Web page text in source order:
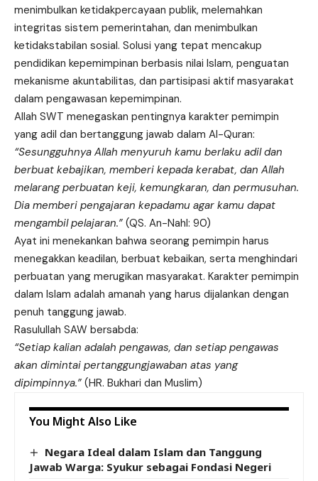
menimbulkan ketidakpercayaan publik, melemahkan
integritas sistem pemerintahan, dan menimbulkan
ketidakstabilan sosial. Solusi yang tepat mencakup
pendidikan kepemimpinan berbasis nilai Islam, penguatan
mekanisme akuntabilitas, dan partisipasi aktif masyarakat
dalam pengawasan kepemimpinan.
Allah SWT menegaskan pentingnya karakter pemimpin
yang adil dan bertanggung jawab dalam Al-Quran:
“Sesungguhnya Allah menyuruh kamu berlaku adil dan
berbuat kebajikan, memberi kepada kerabat, dan Allah
melarang perbuatan keji, kemungkaran, dan permusuhan.
Dia memberi pengajaran kepadamu agar kamu dapat
mengambil pelajaran.” (QS. An-Nahl: 90)
Ayat ini menekankan bahwa seorang pemimpin harus
menegakkan keadilan, berbuat kebaikan, serta menghindari
perbuatan yang merugikan masyarakat. Karakter pemimpin
dalam Islam adalah amanah yang harus dijalankan dengan
penuh tanggung jawab.
Rasulullah SAW bersabda:
“Setiap kalian adalah pengawas, dan setiap pengawas
akan dimintai pertanggungjawaban atas yang
dipimpinnya.” (HR. Bukhari dan Muslim)
You Might Also Like
Negara Ideal dalam Islam dan Tanggung
Jawab Warga: Syukur sebagai Fondasi Negeri